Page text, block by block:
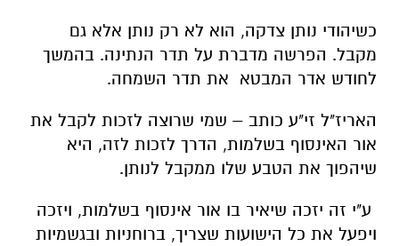
כשיהודי נותן צדקה, הוא לא רק נותן אלא גם
מקבל. הפרשה מדברת על תדר הנתינה. בהמשך
לחודש אדר המבטא את תדר השמחה.
האריז"ל זי"ע כותב – שמי שרוצה לזכות לקבל את
אור האינסוף בשלמות, הדרך לזכות לזה, היא
שיהפוך את הטבע שלו ממקבל לנותן.
ע"י זה יזכה שיאיר בו אור אינסוף בשלמות, ויזכה
ויפעל את כל הישועות שצריך, ברוחניות ובגשמיות